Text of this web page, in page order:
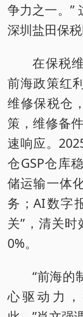
争力之一。”
深圳盐田保税
在保税
前海政策红
维修保税仓
策，维修备
速响应。
仓GSP仓库
储运输一体
务；AI数字
关”，清关
0%。
“前海的
心驱动力